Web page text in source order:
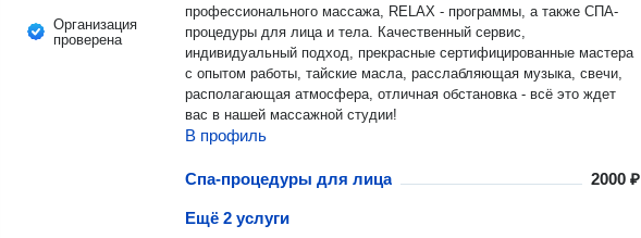
Организация
проверена
профессионального массажа, RELAX - программы, а также СПА-
процедуры для лица и тела. Качественный сервис,
индивидуальный подход, прекрасные сертифицированные мастера
с опытом работы, тайские масла, расслабляющая музыка, свечи,
располагающая атмосфера, отличная обстановка - всё это ждет
вас в нашей массажной студии!
В профиль
Спа-процедуры для лица 2000 ₽
Ещё 2 услуги